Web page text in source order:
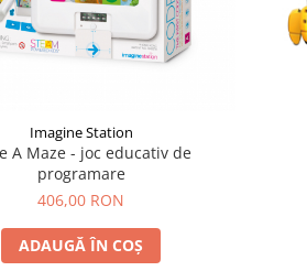
Imagine Station
A Maze - joc educativ de
programare
406,00 RON
ADAUGĂ ÎN COȘ